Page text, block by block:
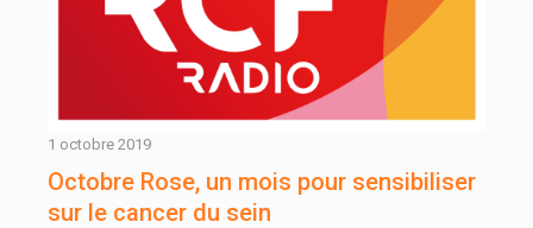
1 octobre 2019
Octobre Rose, un mois pour sensibiliser
sur le cancer du sein